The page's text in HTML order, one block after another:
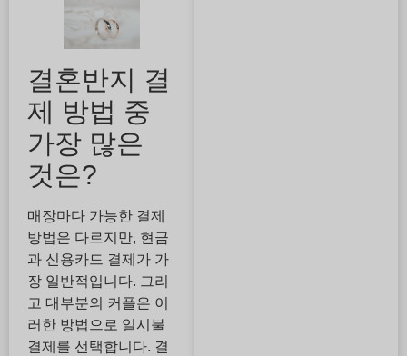
결혼반지 결
제 방법 중
가장 많은
것은?
매장마다 가능한 결제
방법은 다르지만, 현금
과 신용카드 결제가 가
장 일반적입니다. 그리
고 대부분의 커플은 이
러한 방법으로 일시불
결제를 선택합니다. 결